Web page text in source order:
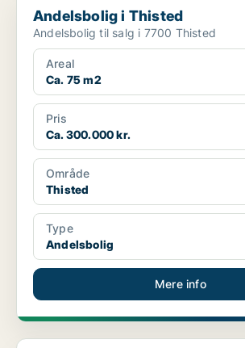
Andelsbolig i Thisted
Andelsbolig til salg i 7700 Thisted
Areal
Ca. 75 m2
Pris
Ca. 300.000 kr.
Område
Thisted
Type
Andelsbolig
Mere info